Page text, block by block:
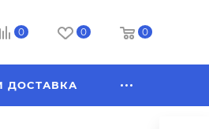
0 0 0
ДОСТАВКА